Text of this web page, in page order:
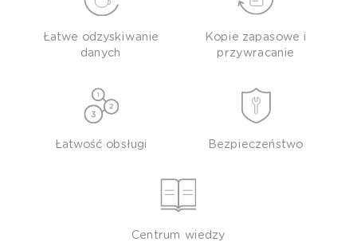
Łatwe odzyskiwanie
danych
Kopie zapasowe i
przywracanie
Łatwość obsługi Bezpieczeństwo
Centrum wiedzy